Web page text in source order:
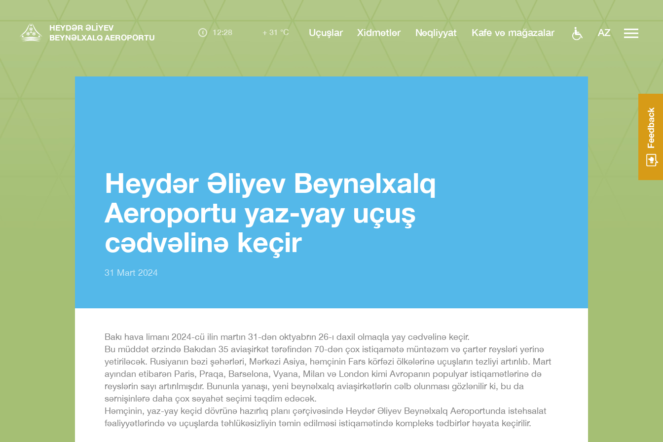
HEYDƏR ƏLIYEV
BEYNƏLXALQ AEROPORTU
12:28 + 31 °C Uçuşlar Xidmətlər Nəqliyyat Kafe və mağazalar AZ
Heydər Əliyev Beynəlxalq
Aeroportu yaz-yay uçuş
cədvəlinə keçir
31 Mart 2024
Bakı hava limanı 2024-cü ilin martın 31-dən oktyabrın 26-ı daxil olmaqla yay cədvəlinə keçir.
Bu müddət ərzində Bakıdan 35 aviaşirkət tərəfindən 70-dən çox istiqamətə müntəzəm və çarter reysləri yerinə
yetiriləcək. Rusiyanın bəzi şəhərləri, Mərkəzi Asiya, həmçinin Fars körfəzi ölkələrinə uçuşların tezliyi artırılıb. Mart
ayından etibarən Paris, Praqa, Barselona, Vyana, Milan və London kimi Avropanın populyar istiqamətlərinə də
reyslərin sayı artırılmışdır. Bununla yanaşı, yeni beynəlxalq aviaşirkətlərin cəlb olunması gözlənilir ki, bu da
sərnişinlərə daha çox səyahət seçimi təqdim edəcək.
Həmçinin, yaz-yay keçid dövrünə hazırlıq planı çərçivəsində Heydər Əliyev Beynəlxalq Aeroportunda istehsalat
fəaliyyətlərində və uçuşlarda təhlükəsizliyin təmin edilməsi istiqamətində kompleks tədbirlər həyata keçirilir.
Feedback